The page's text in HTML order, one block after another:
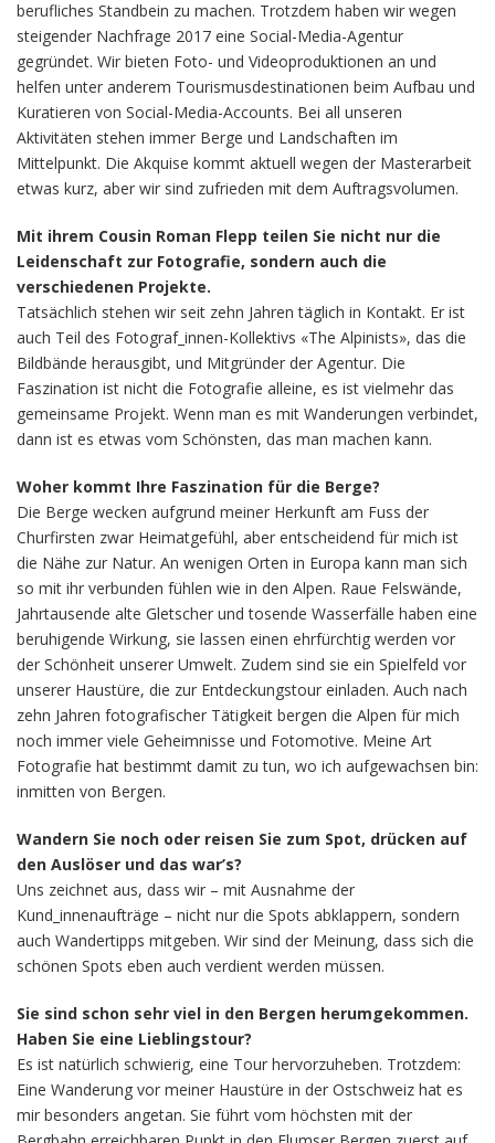
berufliches Standbein zu machen. Trotzdem haben wir wegen
steigender Nachfrage 2017 eine Social-Media-Agentur
gegründet. Wir bieten Foto- und Videoproduktionen an und
helfen unter anderem Tourismusdestinationen beim Aufbau und
Kuratieren von Social-Media-Accounts. Bei all unseren
Aktivitäten stehen immer Berge und Landschaften im
Mittelpunkt. Die Akquise kommt aktuell wegen der Masterarbeit
etwas kurz, aber wir sind zufrieden mit dem Auftragsvolumen.
Mit ihrem Cousin Roman Flepp teilen Sie nicht nur die
Leidenschaft zur Fotografie, sondern auch die
verschiedenen Projekte.
Tatsächlich stehen wir seit zehn Jahren täglich in Kontakt. Er ist
auch Teil des Fotograf_innen-Kollektivs «The Alpinists», das die
Bildbände herausgibt, und Mitgründer der Agentur. Die
Faszination ist nicht die Fotografie alleine, es ist vielmehr das
gemeinsame Projekt. Wenn man es mit Wanderungen verbindet,
dann ist es etwas vom Schönsten, das man machen kann.
Woher kommt Ihre Faszination für die Berge?
Die Berge wecken aufgrund meiner Herkunft am Fuss der
Churfirsten zwar Heimatgefühl, aber entscheidend für mich ist
die Nähe zur Natur. An wenigen Orten in Europa kann man sich
so mit ihr verbunden fühlen wie in den Alpen. Raue Felswände,
Jahrtausende alte Gletscher und tosende Wasserfälle haben eine
beruhigende Wirkung, sie lassen einen ehrfürchtig werden vor
der Schönheit unserer Umwelt. Zudem sind sie ein Spielfeld vor
unserer Haustüre, die zur Entdeckungstour einladen. Auch nach
zehn Jahren fotografischer Tätigkeit bergen die Alpen für mich
noch immer viele Geheimnisse und Fotomotive. Meine Art
Fotografie hat bestimmt damit zu tun, wo ich aufgewachsen bin:
inmitten von Bergen.
Wandern Sie noch oder reisen Sie zum Spot, drücken auf
den Auslöser und das war’s?
Uns zeichnet aus, dass wir – mit Ausnahme der
Kund_innenaufträge – nicht nur die Spots abklappern, sondern
auch Wandertipps mitgeben. Wir sind der Meinung, dass sich die
schönen Spots eben auch verdient werden müssen.
Sie sind schon sehr viel in den Bergen herumgekommen.
Haben Sie eine Lieblingstour?
Es ist natürlich schwierig, eine Tour hervorzuheben. Trotzdem:
Eine Wanderung vor meiner Haustüre in der Ostschweiz hat es
mir besonders angetan. Sie führt vom höchsten mit der